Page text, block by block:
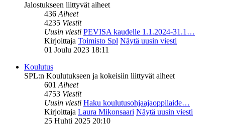
Jalostukseen liittyvät aiheet
436Aiheet
4235 Viestit
Uusin viesti PEVISA kaudelle 1.1.2024-31.1…
Kirjoittaja Toimisto Spl Näytä uusin viesti
01 Joulu 2023 18:11
Koulutus
SPL:n Koulutukseen ja kokeisiin liittyvät aiheet
601Aiheet
4753 Viestit
Uusin viesti Haku koulutusohjaajaoppilaide…
Kirjoittaja Laura Mikonsaari Näytä uusin viesti
25 Huhti 2025 20:10